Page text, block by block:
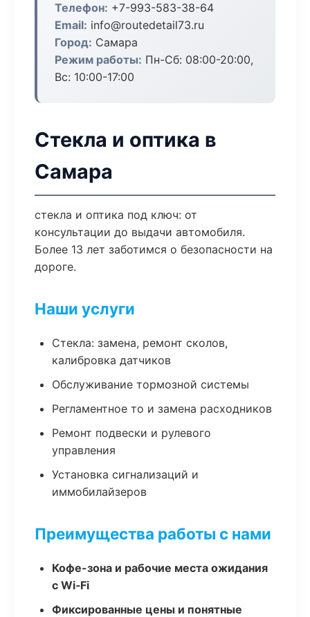
Телефон: +7-993-583-38-64
Email: info@routedetail73.ru
Город: Самара
Режим работы: Пн-Сб: 08:00-20:00,
Вс: 10:00-17:00
Стекла и оптика в
Самара
стекла и оптика под ключ: от
консультации до выдачи автомобиля.
Более 13 лет заботимся о безопасности на
дороге.
Наши услуги
Стекла: замена, ремонт сколов,
калибровка датчиков
Обслуживание тормозной системы
Регламентное то и замена расходников
Ремонт подвески и рулевого
управления
Установка сигнализаций и
иммобилайзеров
Преимущества работы с нами
Кофе-зона и рабочие места ожидания
с Wi‑Fi
Фиксированные цены и понятные